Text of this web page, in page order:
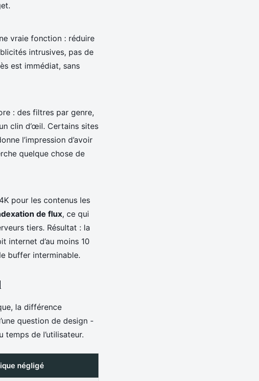
vraie fonction : réduire
intrusives, pas de
est immédiat, sans
: des filtres par genre,
clin d’œil. Certains sites
l’impression d’avoir
quelque chose de
pour les contenus les
de flux, ce qui
tiers. Résultat : la
internet d’au moins 10
buffer interminable.
la différence
question de design -
de l’utilisateur.
négligé